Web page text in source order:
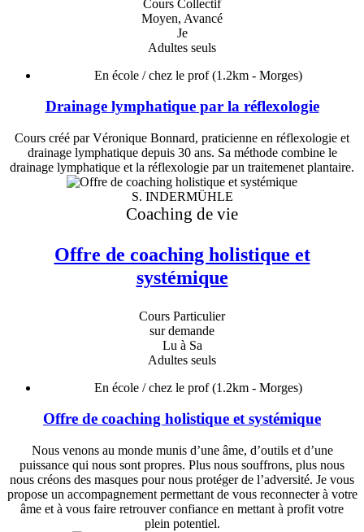
Cours Collectif
Moyen, Avancé
Je
Adultes seuls
En école / chez le prof(1.2km - Morges)
Drainage lymphatique par la réflexologie
Cours créé par Véronique Bonnard, praticienne en réflexologie et
drainage lymphatique depuis 30 ans. Sa méthode combine le
drainage lymphatique et la réflexologie par un traitemenet plantaire.
S. INDERMÜHLE
Coaching de vie
Offre de coaching holistique et
systémique
Cours Particulier
sur demande
Lu à Sa
Adultes seuls
En école / chez le prof(1.2km - Morges)
Offre de coaching holistique et systémique
Nous venons au monde munis d’une âme, d’outils et d’une
puissance qui nous sont propres. Plus nous souffrons, plus nous
nous créons des masques pour nous protéger de l’adversité. Je vous
propose un accompagnement permettant de vous reconnecter à votre
âme et à vous faire retrouver confiance en mettant à profit votre
plein potentiel.